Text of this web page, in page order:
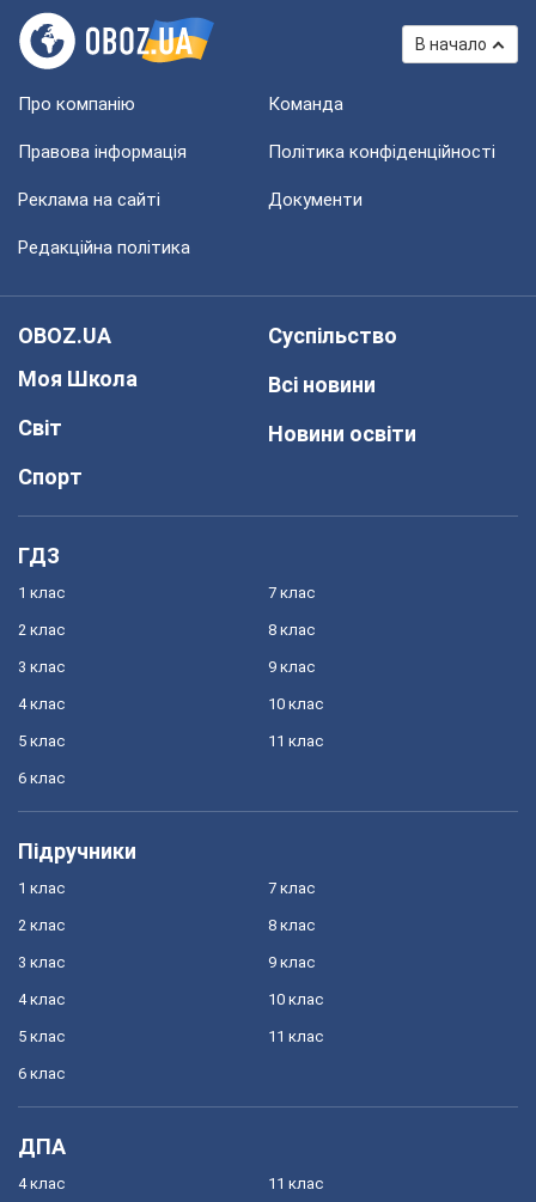
В начало
Про компанію Команда
Правова інформація Політика конфіденційності
Реклама на сайті Документи
Редакційна політика
OBOZ.UA
Моя Школа
Світ
Спорт
Суспільство
Всі новини
Новини освіти
ГДЗ
1 клас
2 клас
3 клас
4 клас
5 клас
6 клас
7 клас
8 клас
9 клас
10 клас
11 клас
Підручники
1 клас
2 клас
3 клас
4 клас
5 клас
6 клас
7 клас
8 клас
9 клас
10 клас
11 клас
ДПА
4 клас 11 клас